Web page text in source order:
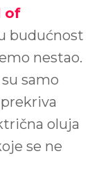
of
budućnost
nestao.
samo
oluja
se ne